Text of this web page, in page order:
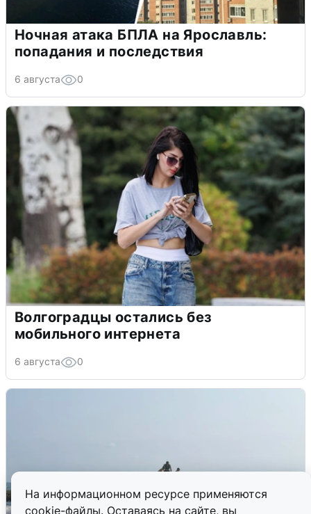
На информационном ресурсе применяются
cookie-файлы. Оставаясь на сайте, вы
Ночная атака БПЛА на Ярославль:
попадания и последствия
6 августа 0
Волгоградцы остались без
мобильного интернета
6 августа 0